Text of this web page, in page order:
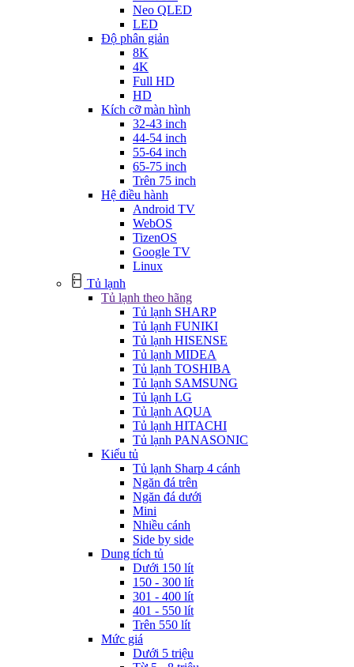
Neo QLED
LED
Độ phân giản
8K
4K
Full HD
HD
Kích cỡ màn hình
32-43 inch
44-54 inch
55-64 inch
65-75 inch
Trên 75 inch
Hệ điều hành
Android TV
WebOS
TizenOS
Google TV
Linux
Tủ lạnh
Tủ lạnh theo hãng
Tủ lạnh SHARP
Tủ lạnh FUNIKI
Tủ lạnh HISENSE
Tủ lạnh MIDEA
Tủ lạnh TOSHIBA
Tủ lạnh SAMSUNG
Tủ lạnh LG
Tủ lạnh AQUA
Tủ lạnh HITACHI
Tủ lạnh PANASONIC
Kiểu tủ
Tủ lạnh Sharp 4 cánh
Ngăn đá trên
Ngăn đá dưới
Mini
Nhiều cánh
Side by side
Dung tích tủ
Dưới 150 lít
150 - 300 lít
301 - 400 lít
401 - 550 lít
Trên 550 lít
Mức giá
Dưới 5 triệu